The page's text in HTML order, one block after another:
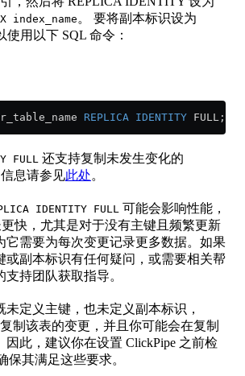
index_name 。 要将副本标识设为
用以下 SQL 命令：
REPLICA IDENTITY FULL;
FULL 还支持复制未发生变化的
息请参见此处。
IDENTITY FULL 可能会影响性能，
快，尤其是对于没有主键且频繁更新
它需要为每次变更记录更多数据。如果
或副本标识有任何疑问，或需要相关帮
持团队获取指导。
未定义主键，也未定义副本标识，
制该表的变更，并且你可能会在复制
因此，建议你在设置 ClickPipe 之前检
保其满足这些要求。